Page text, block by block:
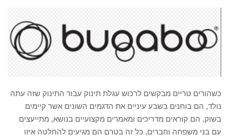
כשהורים טריים מבקשים לרכוש עגלת תינוק עבור התינוק שזה עתה
נולד, הם בוחנים בשבע עיניים את הדגמים השונים אשר קיימים
בשוק, הם קוראים מדריכים ומאמרים מקצועיים בנושא, מתייעצים
עם בני משפחה וחברים, כל זה בטרם הם מגיעים להחלטה איזו